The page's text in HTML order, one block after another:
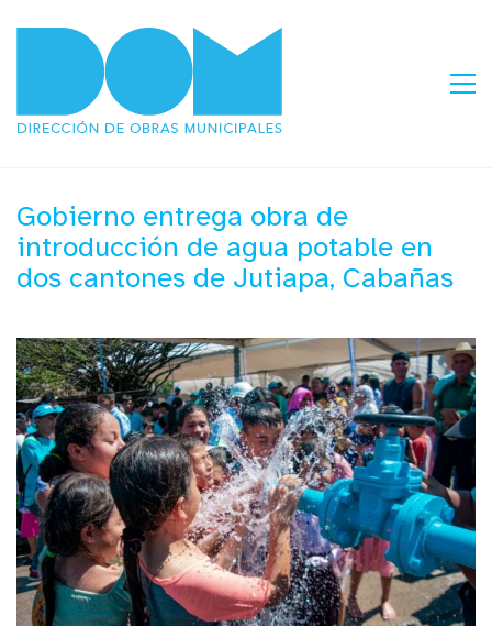
Gobierno entrega obra de
introducción de agua potable en
dos cantones de Jutiapa, Cabañas